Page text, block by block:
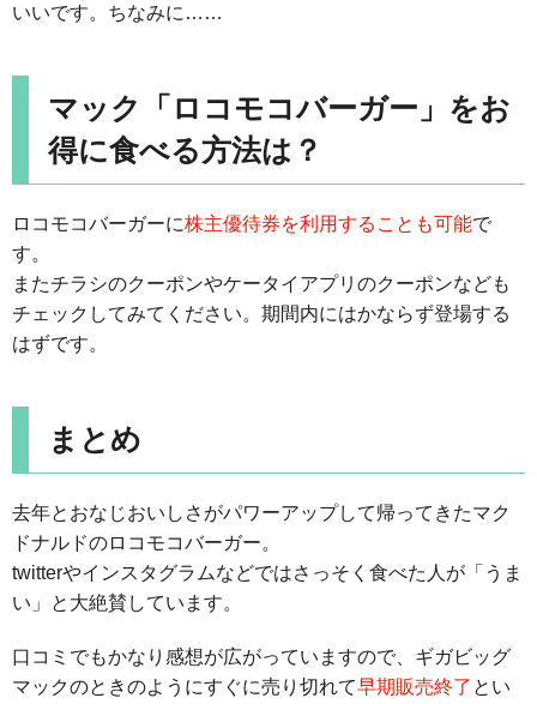
いいです。ちなみに……
マック「ロコモコバーガー」をお
得に食べる方法は？
ロコモコバーガーに株主優待券を利用することも可能で
す。
またチラシのクーポンやケータイアプリのクーポンなども
チェックしてみてください。期間内にはかならず登場する
はずです。
まとめ
去年とおなじおいしさがパワーアップして帰ってきたマク
ドナルドのロコモコバーガー。
twitterやインスタグラムなどではさっそく食べた人が「うま
い」と大絶賛しています。
口コミでもかなり感想が広がっていますので、ギガビッグ
マックのときのようにすぐに売り切れて早期販売終了 とい